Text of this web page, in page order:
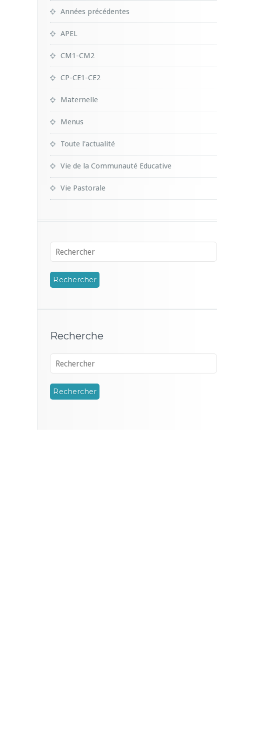
Années précédentes
APEL
CM1-CM2
CP-CE1-CE2
Maternelle
Menus
Toute l'actualité
Vie de la Communauté Educative
Vie Pastorale
Recherche